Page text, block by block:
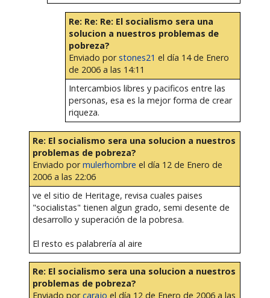
Re: Re: Re: El socialismo sera una
solucion a nuestros problemas de
pobreza?
Enviado porstones21 el día 14 de Enero
de 2006 a las 14:11
Intercambios libres y pacificos entre las
personas, esa es la mejor forma de crear
riqueza.
Re: El socialismo sera una solucion a nuestros
problemas de pobreza?
Enviado pormulerhombre el día 12 de Enero de
2006 a las 22:06
ve el sitio de Heritage, revisa cuales paises
"socialistas" tienen algun grado, semi desente de
desarrollo y superación de la pobresa.
El resto es palabrería al aire
Re: El socialismo sera una solucion a nuestros
problemas de pobreza?
Enviado porcarajo el día 12 de Enero de 2006 a las